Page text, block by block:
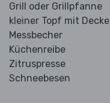
Grill oder Grillpfanne
kleiner Topf mit Deckel
Messbecher
Küchenreibe
Zitruspresse
Schneebesen